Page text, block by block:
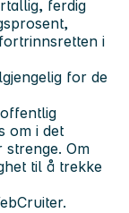
ferdig
i
for de
om i det
strenge. Om
til å trekke